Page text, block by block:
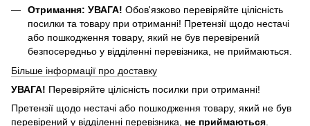
Отримання: УВАГА! Обов'язково перевіряйте цілісність
посилки та товару при отриманні! Претензії щодо нестачі
або пошкодження товару, який не був перевірений
безпосередньо у відділенні перевізника, не приймаються.
Більше інформації про доставку
УВАГА! Перевіряйте цілісність посилки при отриманні!
Претензії щодо нестачі або пошкодження товару, який не був
перевірений у відділенні перевізника, не приймаються